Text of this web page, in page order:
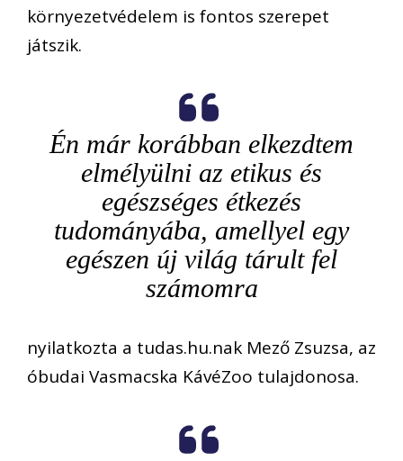
környezetvédelem is fontos szerepet
játszik.
Én már korábban elkezdtem
elmélyülni az etikus és
egészséges étkezés
tudományába, amellyel egy
egészen új világ tárult fel
számomra
nyilatkozta a tudas.hu.nak Mező Zsuzsa, az
óbudai Vasmacska KávéZoo tulajdonosa.